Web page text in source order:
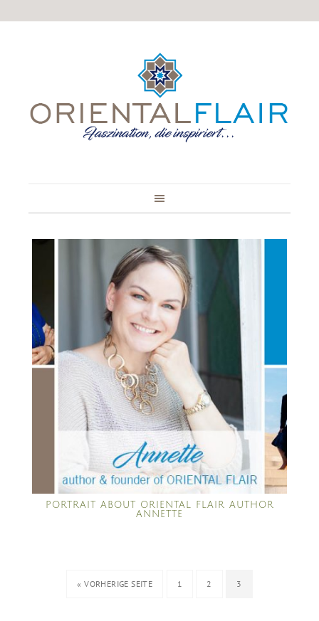
PORTRAIT ABOUT ORIENTAL FLAIR AUTHOR
ANNETTE
« VORHERIGE SEITE 1 2 3